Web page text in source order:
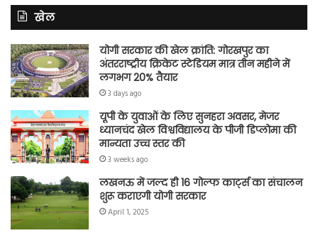
खेल
योगी सरकार की खेल क्रांति: गोरखपुर का
अंतरराष्ट्रीय क्रिकेट स्टेडियम मात्र तीन महीने में
लगभग 20% तैयार
3 days ago
यूपी के युवाओं के लिए सुनहरा अवसर, मेजर
ध्यानचंद खेल विश्वविद्यालय के पीजी डिप्लोमा की
मान्यता उच्च स्तर की
3 weeks ago
लखनऊ में जल्द ही 16 गोल्फ कार्ट्स का संचालन
शुरू कराएगी योगी सरकार
April 1, 2025